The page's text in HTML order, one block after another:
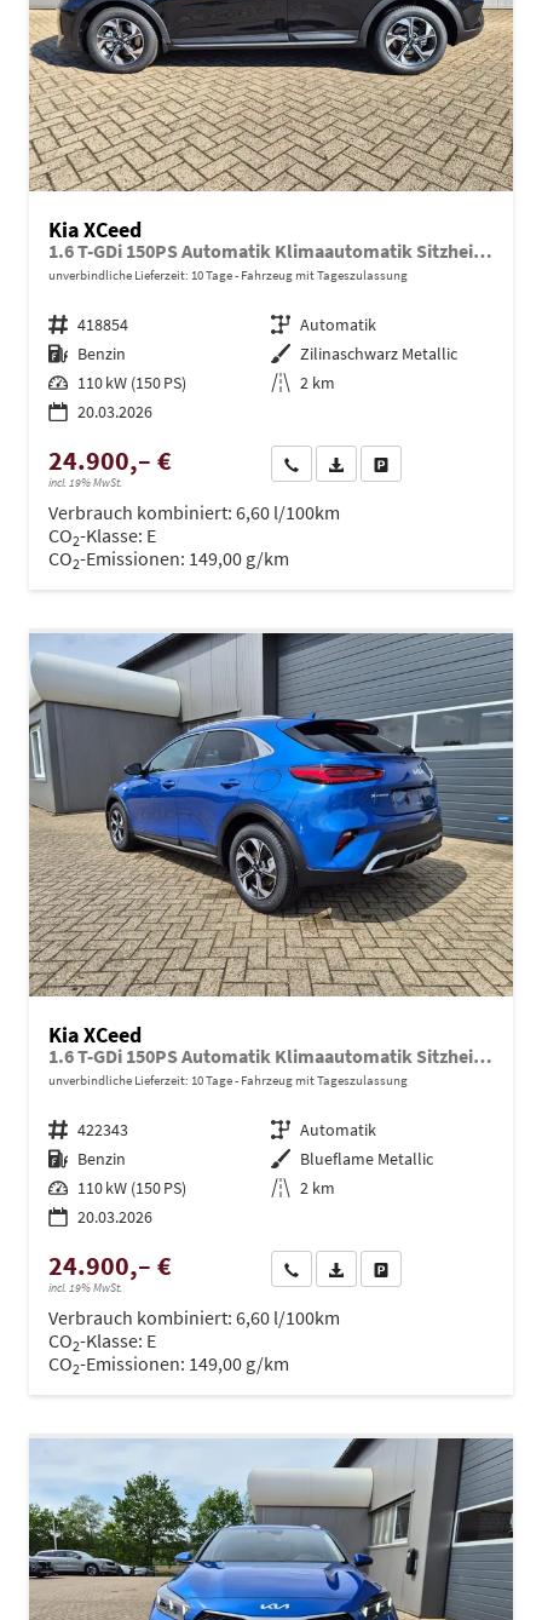
Kia XCeed
1.6 T-GDi 150PS Automatik Klimaautomatik Sitzheizung Lenkradheizung Navi PDC Rückf.Kamera abged.Scheiben Apple CarPlay Android Auto
unverbindliche Lieferzeit: 10 Tage Fahrzeug mit Tageszulassung
Fahrzeugnr. 418854 Getriebe Automatik
Kraftstoff Benzin Außenfarbe Zilinaschwarz Metallic
Leistung 110 kW (150 PS) Kilometerstand 2 km
20.03.2026
24.900,– €
incl. 19% MwSt.
Wir rufen Sie anPDF-Datei, Fahrzeugexposé
Verbrauch kombiniert: 6,60 l/100km
CO2-Klasse: E
CO2-Emissionen: 149,00 g/km
Kia XCeed
1.6 T-GDi 150PS Automatik Klimaautomatik Sitzheizung Lenkradheizung Navi PDC Rückf.Kamera abged.Scheiben Apple CarPlay Android Auto
unverbindliche Lieferzeit: 10 Tage Fahrzeug mit Tageszulassung
Fahrzeugnr. 422343 Getriebe Automatik
Kraftstoff Benzin Außenfarbe Blueflame Metallic
Leistung 110 kW (150 PS) Kilometerstand 2 km
20.03.2026
24.900,– €
incl. 19% MwSt.
Wir rufen Sie anPDF-Datei, Fahrzeugexposé
Verbrauch kombiniert: 6,60 l/100km
CO2-Klasse: E
CO2-Emissionen: 149,00 g/km